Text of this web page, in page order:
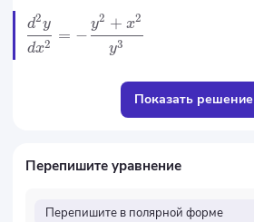
dx2
d2y
= −
y3
y2 + x2
Показать решение
Перепишите уравнение
Перепишите в полярной форме